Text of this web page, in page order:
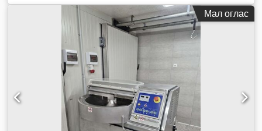
Мал оглас